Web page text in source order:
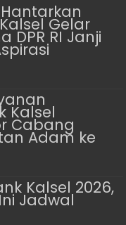
Gelar
DPR RI Janji
Kalsel
Cabang
Adam ke
Kalsel 2026,
Jadwal